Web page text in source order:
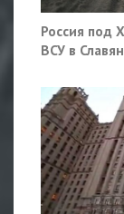
Россия под
ВСУ в